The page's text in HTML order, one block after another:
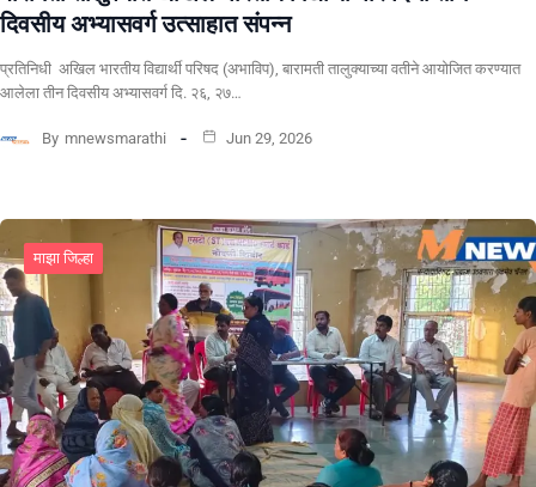
दिवसीय अभ्यासवर्ग उत्साहात संपन्न
प्रतिनिधी अखिल भारतीय विद्यार्थी परिषद (अभाविप), बारामती तालुक्याच्या वतीने आयोजित करण्यात
आलेला तीन दिवसीय अभ्यासवर्ग दि. २६, २७…
By mnewsmarathi Jun 29, 2026
माझा जिल्हा